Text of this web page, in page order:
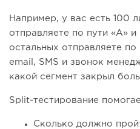
Например, у вас есть 100
отправляете по пути «А»
остальных отправляете
email, SMS и звонок
какой сегмент закрыл
Split-тестирование
Сколько должно